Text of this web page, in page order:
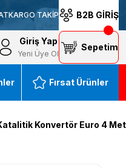
KARGO TAKİP B2B GİRİŞ
Giriş Yap
Yeni Üye Ol
Sepetim
Fırsat Ürünler
Konvertör Euro 4